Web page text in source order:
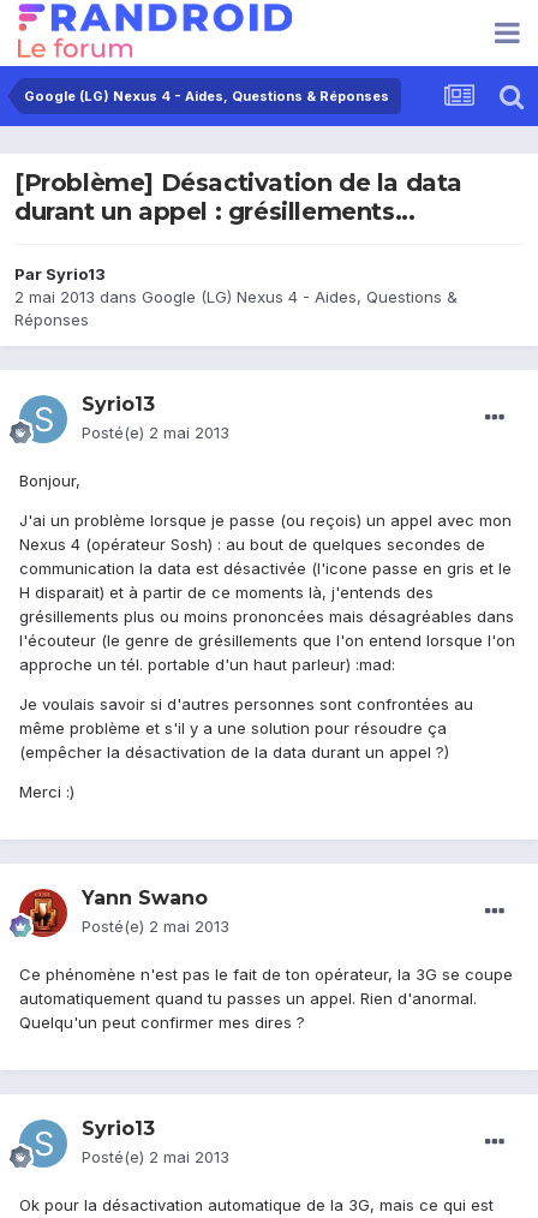
Google (LG) Nexus 4 - Aides, Questions & Réponses
[Problème] Désactivation de la data
durant un appel : grésillements...
Par Syrio13
2 mai 2013 dans Google (LG) Nexus 4 - Aides, Questions &
Réponses
Syrio13
Posté(e) 2 mai 2013
Bonjour,
J'ai un problème lorsque je passe (ou reçois) un appel avec mon
Nexus 4 (opérateur Sosh) : au bout de quelques secondes de
communication la data est désactivée (l'icone passe en gris et le
H disparait) et à partir de ce moments là, j'entends des
grésillements plus ou moins prononcées mais désagréables dans
l'écouteur (le genre de grésillements que l'on entend lorsque l'on
approche un tél. portable d'un haut parleur) :mad:
Je voulais savoir si d'autres personnes sont confrontées au
même problème et s'il y a une solution pour résoudre ça
(empêcher la désactivation de la data durant un appel ?)
Merci :)
Yann Swano
Posté(e) 2 mai 2013
Ce phénomène n'est pas le fait de ton opérateur, la 3G se coupe
automatiquement quand tu passes un appel. Rien d'anormal.
Quelqu'un peut confirmer mes dires ?
Syrio13
Posté(e) 2 mai 2013
Ok pour la désactivation automatique de la 3G, mais ce qui est